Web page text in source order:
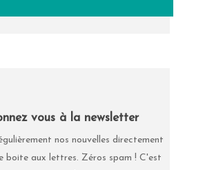
vous à la newsletter
nos nouvelles directement
boite aux lettres. Zéros spam ! C'est